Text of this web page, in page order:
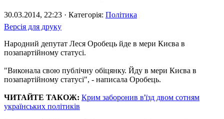
30.03.2014, 22:23 · Категорія: Політика
Версія для друку
Народний депутат Леся Оробець йде в мери Києва в
позапартійному статусі.
"Виконала свою публічну обіцянку. Йду в мери Києва в
позапартійному статусі", - написала Оробець.
ЧИТАЙТЕ ТАКОЖ: Крим заборонив в'їзд двом сотням
українських політиків